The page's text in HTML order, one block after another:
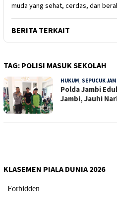
muda yang sehat, cerdas, dan
BERITA TERKAIT
TAG: POLISI MASUK SEKOLAH
HUKUM SEPUCUK
Polda Jambi
Jambi, Jauhi
KLASEMEN PIALA DUNIA 2026